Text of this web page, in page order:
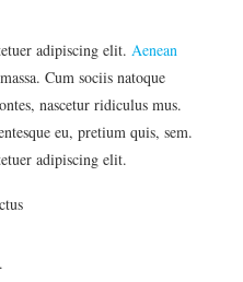
adipiscing elit. Aenean
Cum sociis natoque
nascetur ridiculus mus.
eu, pretium quis, sem.
adipiscing elit.